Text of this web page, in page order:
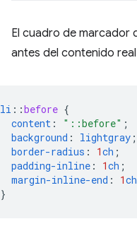
El cuadro de marcador
antes del contenido
li ::before {
content : "::before" ;
background : lightgray ;
border-radius : 1ch ;
padding-inline : 1ch ;
margin-inline-end : 1ch
}